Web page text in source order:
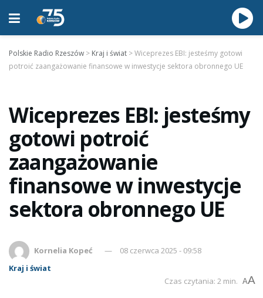
Polskie Radio Rzeszów > Kraj i świat >Wiceprezes EBI: jesteśmy gotowi
potroić zaangażowanie finansowe w inwestycje sektora obronnego UE
Wiceprezes EBI: jesteśmy
gotowi potroić
zaangażowanie
finansowe w inwestycje
sektora obronnego UE
Kornelia Kopeć
08 czerwca 2025 - 09:58
Kraj i świat
Czas czytania: 2 min. AA